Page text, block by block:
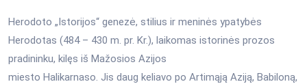
Herodoto „Istorijos“ genezė, stilius ir meninės ypatybės
Herodotas (484 – 430 m. pr. Kr.), laikomas istorinės prozos
pradininku, kilęs iš Mažosios Azijos
miesto Halikarnaso. Jis daug keliavo po Artimąją Aziją, Babiloną,